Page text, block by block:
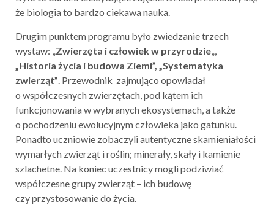
że biologia to bardzo ciekawa nauka.
Drugim punktem programu było zwiedzanie trzech
wystaw: „ Zwierzęta i człowiek w przyrodzie
„Historia życia i budowa Ziemi”, „Systematyka
zwierząt” . Przewodnik zajmująco opowiadał
o współczesnych zwierzętach, pod kątem ich
funkcjonowania w wybranych ekosystemach, a także
o pochodzeniu ewolucyjnym człowieka jako gatunku.
Ponadto uczniowie zobaczyli autentyczne skamieniałości
wymarłych zwierząt i roślin; minerały, skały i kamienie
szlachetne. Na koniec uczestnicy mogli podziwiać
współczesne grupy zwierząt – ich budowę
czy przystosowanie do życia.